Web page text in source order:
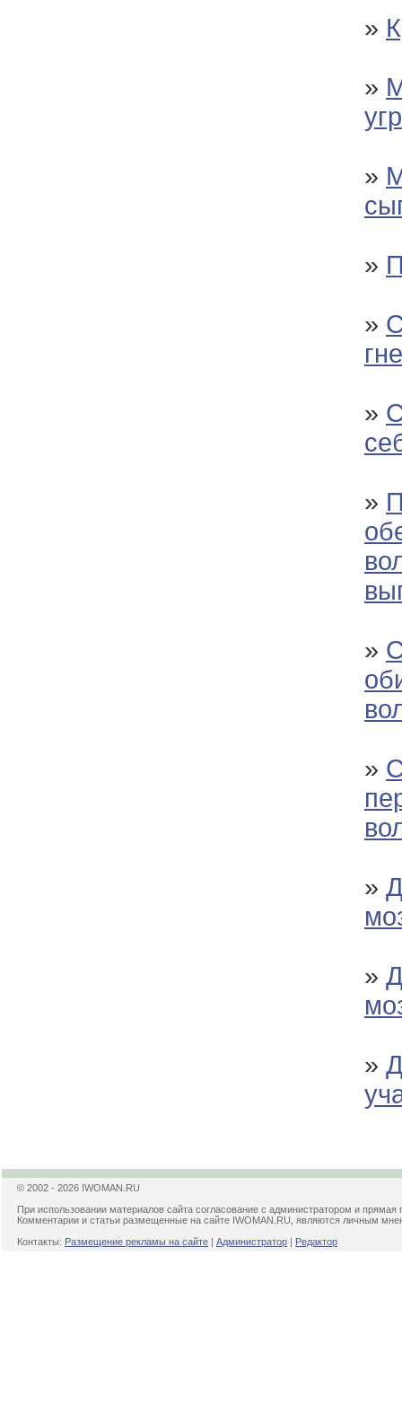
»
»
»
»
»
»
»
»
»
»
»
»
© 2002 - 2026 IWOMAN.RU
При использовании материалов сайта согласование с администратором и прямая
Комментарии и статьи размещенные на сайте IWOMAN.RU, являются личным
Контакты: Размещение рекламы на сайте | Администратор | Редактор